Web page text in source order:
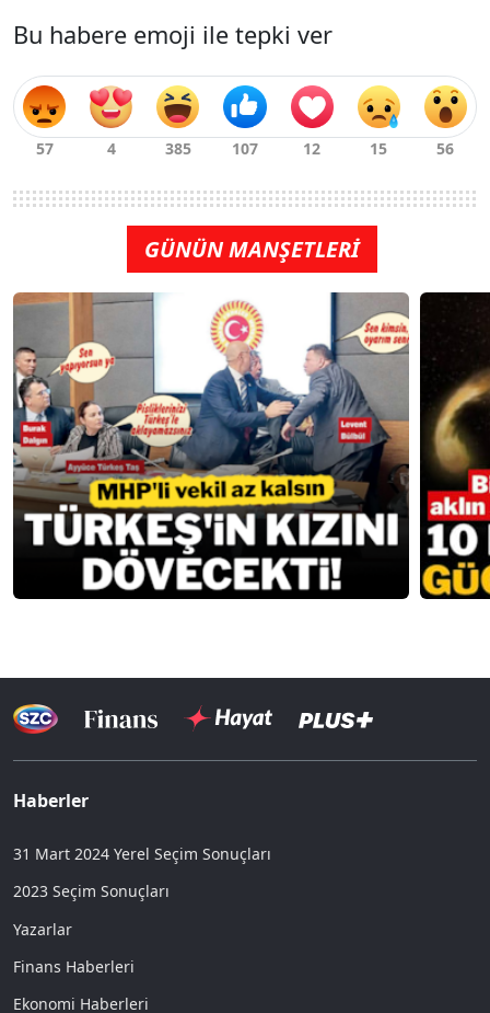
Bu habere emoji ile tepki ver
GÜNÜN MANŞETLERİ
Haberler
31 Mart 2024 Yerel Seçim Sonuçları
2023 Seçim Sonuçları
Yazarlar
Finans Haberleri
Ekonomi Haberleri